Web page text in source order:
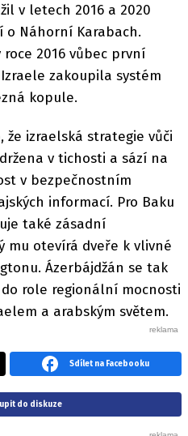
v letech 2016 a 2020
o Náhorní Karabach.
2016 vůbec první
zakoupila systém
kopule.
izraelská strategie vůči
v tichosti a sází na
v bezpečnostním
informací. Pro Baku
také zásadní
mu otevírá dveře k vlivné
Ázerbájdžán se tak
role regionální mocnosti
a arabským světem.
Sdílet na Facebooku
do diskuze